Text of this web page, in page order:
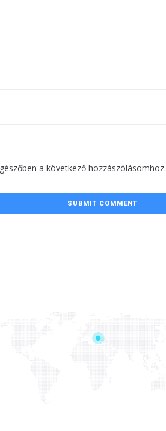
a következő hozzászólásomhoz.